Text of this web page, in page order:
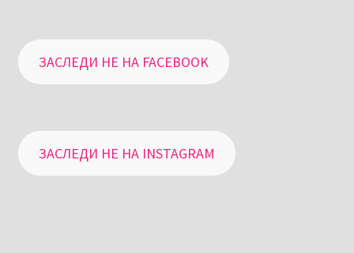
ЗАСЛЕДИ НЕ НА FACEBOOK
ЗАСЛЕДИ НЕ НА INSTAGRAM